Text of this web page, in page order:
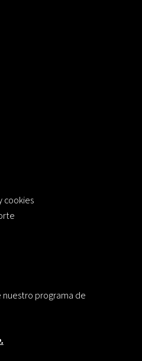
cookies
nuestro programa de